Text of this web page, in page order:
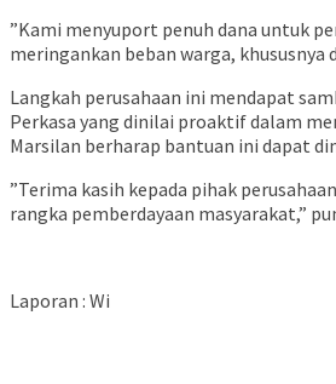
​”Kami menyuport penuh dana untuk
meringankan beban warga, khususnya
​Langkah perusahaan ini mendapat
Perkasa yang dinilai proaktif dalam
​Marsilan berharap bantuan ini dapat
​”Terima kasih kepada pihak
rangka pemberdayaan masyarakat,”
Laporan : Wi